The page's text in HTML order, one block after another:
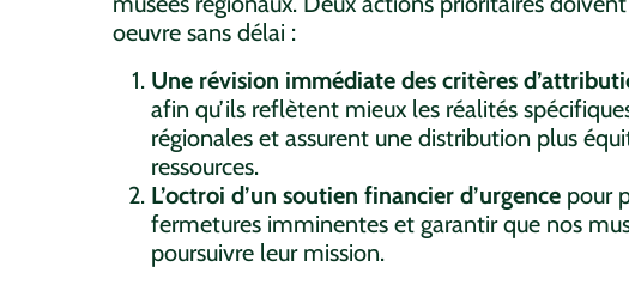
oeuvre sans délai :
Une révision immédiate des critères
afin qu’ils reflètent mieux les réalités
régionales et assurent une distribution plus
ressources.
L’octroi d’un soutien financier d’urgence pour
fermetures imminentes et garantir que nos
poursuivre leur mission.